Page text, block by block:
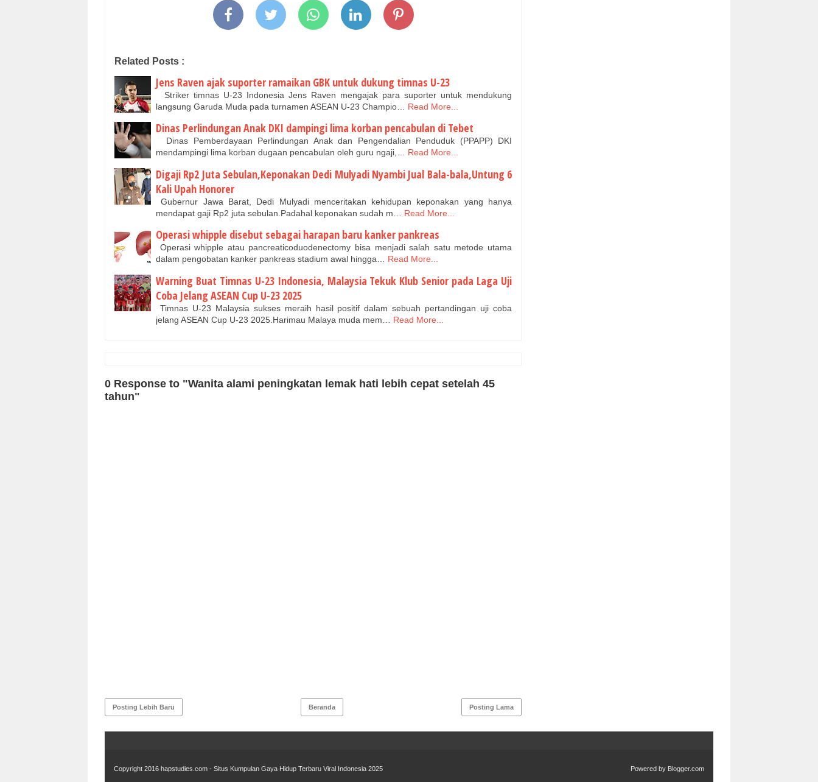
Related Posts :
Jens Raven ajak suporter ramaikan GBK untuk dukung timnas U-23
Striker timnas U-23 Indonesia Jens Raven mengajak para suporter untuk mendukung
langsung Garuda Muda pada turnamen ASEAN U-23 Champio…
Read More...
Dinas Perlindungan Anak DKI dampingi lima korban pencabulan di Tebet
Dinas Pemberdayaan Perlindungan Anak dan Pengendalian Penduduk (PPAPP) DKI
mendampingi lima korban dugaan pencabulan oleh guru ngaji,…
Read More...
Digaji Rp2 Juta Sebulan,Keponakan Dedi Mulyadi Nyambi Jual Bala-bala,Untung 6
Kali Upah Honorer
Gubernur Jawa Barat, Dedi Mulyadi menceritakan kehidupan keponakan yang hanya
mendapat gaji Rp2 juta sebulan.Padahal keponakan sudah m…
Read More...
Operasi whipple disebut sebagai harapan baru kanker pankreas
Operasi whipple atau pancreaticoduodenectomy bisa menjadi salah satu metode utama
dalam pengobatan kanker pankreas stadium awal hingga…
Read More...
Warning Buat Timnas U-23 Indonesia, Malaysia Tekuk Klub Senior pada Laga Uji
Coba Jelang ASEAN Cup U-23 2025
Timnas U-23 Malaysia sukses meraih hasil positif dalam sebuah pertandingan uji coba
jelang ASEAN Cup U-23 2025.Harimau Malaya muda mem…
Read More...
0 Response to "Wanita alami peningkatan lemak hati lebih cepat setelah 45
tahun"
Posting Lebih Baru Posting Lama
Beranda
Copyright 2016 hapstudies.com - Situs Kumpulan Gaya Hidup Terbaru Viral Indonesia 2025 Powered by Blogger.com